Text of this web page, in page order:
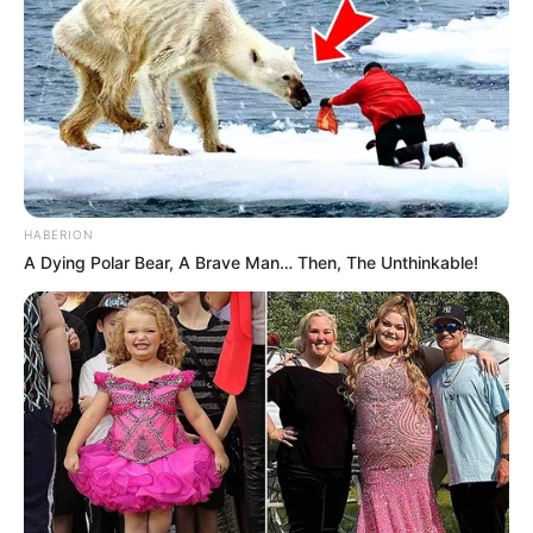
Vlora. Kjo e fundit tashme ka ne dore te ankoroje ne molin
e Superiores anijen e saj. Por me dellin dhe agresivitetin lab
sportiv, dhe jo me pingpongun qesharak te deritanishem
nga Bashkia e deri te biznesi.
HABERION
A Dying Polar Bear, A Brave Man… Then, The Unthinkable!